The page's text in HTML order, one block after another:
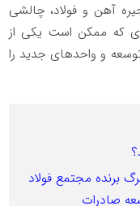
آهن و فولاد، چالشی
که ممکن است یکی از
و واحدهای جدید را
برنده مجتمع فولاد
صادرات